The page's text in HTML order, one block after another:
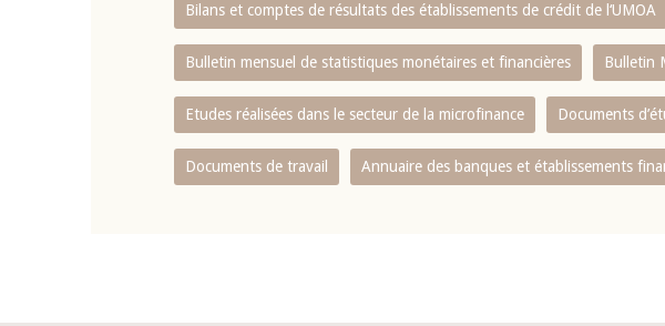
Bilans et comptes de résultats des établissements de crédit de l‘UMOA
Bulletin mensuel de statistiques monétaires et financières Bulletin
Etudes réalisées dans le secteur de la microfinance Documents
Documents de travail Annuaire des banques et établissements